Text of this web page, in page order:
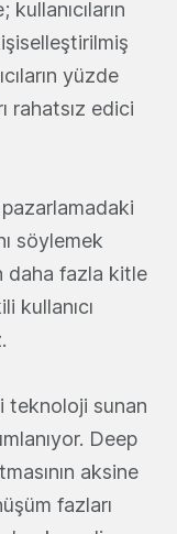
yüzde
rahatsız edici
söylemek
daha fazla kitle
kullanıcı
teknoloji sunan
Deep
aksine
fazları